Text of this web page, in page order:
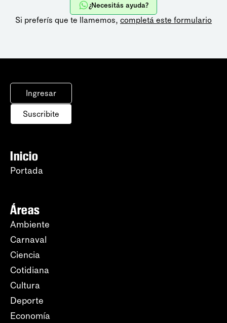
¿Necesitás ayuda?
Si preferís que te llamemos, completá este formulario
Ingresar
Suscribite
Inicio
Portada
Áreas
Ambiente
Carnaval
Ciencia
Cotidiana
Cultura
Deporte
Economía